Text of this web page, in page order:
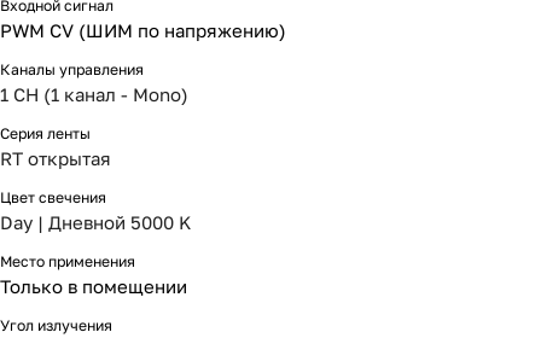
Входной сигнал
PWM СV (ШИМ по напряжению)
Каналы управления
1 CH (1 канал - Mono)
Серия ленты
RT открытая
Цвет свечения
Day | Дневной 5000 K
Место применения
Только в помещении
Угол излучения